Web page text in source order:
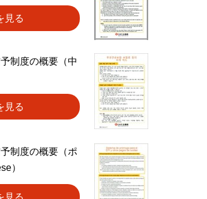
見る
制度の概要（中
見る
制度の概要（ポ
）
見る